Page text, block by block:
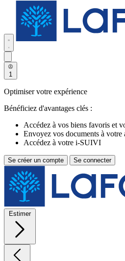
1
Optimiser votre expérience
Bénéficiez d'avantages clés :
Accédez à vos biens favoris et
Envoyez vos documents à votre
Accédez à votre i-SUIVI
Se créer un compte Se connecter
Estimer